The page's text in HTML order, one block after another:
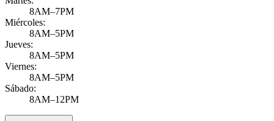
8AM–7PM
Miércoles:
8AM–5PM
Jueves:
8AM–5PM
Viernes:
8AM–5PM
Sábado:
8AM–12PM